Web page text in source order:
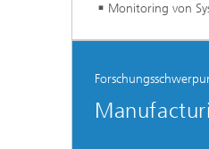
Monitoring von